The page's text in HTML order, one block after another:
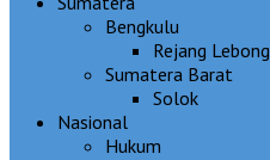
Bengkulu
Rejang Lebong
Sumatera Barat
Solok
Nasional
Hukum